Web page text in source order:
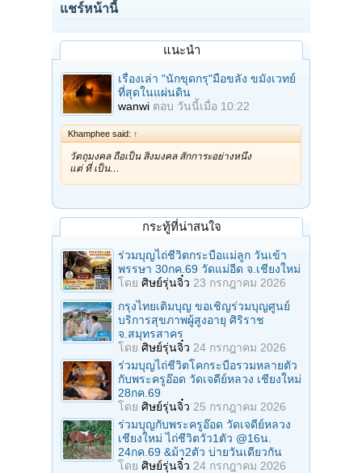
แชร์หน้านี้
แนะนำ
เรื่องเล่า "นักขุดกรุ"มือขลัง ขมังเวทย์
ที่สุดในแผ่นดิน
wanwi ตอบ วันนี้เมื่อ 10:22
Khamphee said: ↑
วัตถุมงคล ถือเป็น สิ่งมงคล สักการะอย่างหนึ่ง
แต่ ที่ เป็น…
กระทู้ที่น่าสนใจ
ร่วมบุญไถ่ชีวิตกระบือแม่ลูก วันเข้า
พรรษา 30กค.69 วัดแม่อีด จ.เชียงใหม่
โดย ศิษย์รุ่นจิ๋ว 23 กรกฎาคม 2026
กรุงไทยเติมบุญ ขอเชิญร่วมบุญศูนย์
บริการสุขภาพผู้สูงอายุ ศิริราช
จ.สมุทรสาคร
โดย ศิษย์รุ่นจิ๋ว 24 กรกฎาคม 2026
ร่วมบุญไถ่ชีวิตโคกระบือรวมหลายตัว
กับพระครูอ๊อด วัดเจดีย์หลวง เชียงใหม่
28กค.69
โดย ศิษย์รุ่นจิ๋ว 25 กรกฎาคม 2026
ร่วมบุญกับพระครูอ๊อด วัดเจดีย์หลวง
เชียงใหม่ ไถ่ชีวิตวัว1ตัว @16น.
24กค.69 &ม้า2ตัว บ่ายวันเดียวกัน
โดย ศิษย์รุ่นจิ๋ว 24 กรกฎาคม 2026